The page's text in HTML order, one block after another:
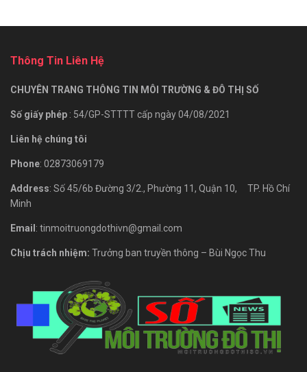
Thông Tin Liên Hệ
CHUYÊN TRANG THÔNG TIN MÔI TRƯỜNG & ĐÔ THỊ SỐ
Số giấy phép : 54/GP-STTTT cấp ngày 04/08/2021
Liên hệ chúng tôi
Phone: 02873069179
Address: Số 45/6b Đường 3/2., Phường 11, Quận 10, TP. Hồ Chí
Minh
Email : tinmoitruongdothivn@gmail.com
Chịu trách nhiệm: Trưởng ban truyền thông – Bùi Ngọc Thu